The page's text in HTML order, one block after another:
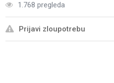
1.768 pregleda
Prijavi zloupotrebu